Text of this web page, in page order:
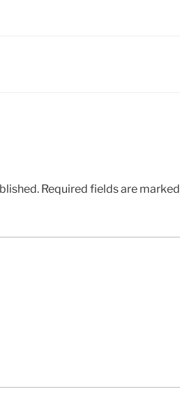
Required fields are marked